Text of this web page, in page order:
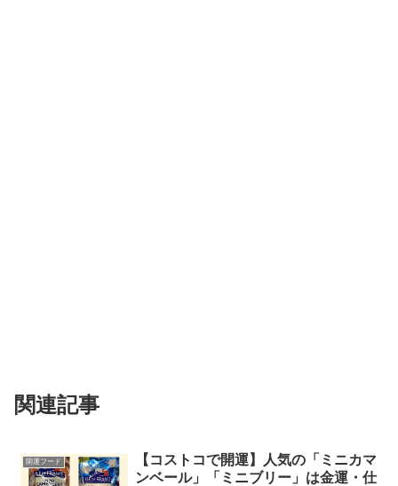
関連記事
開運フード
【コストコで開運】人気の「ミニカマ
ンベール」「ミニブリー」は金運・仕